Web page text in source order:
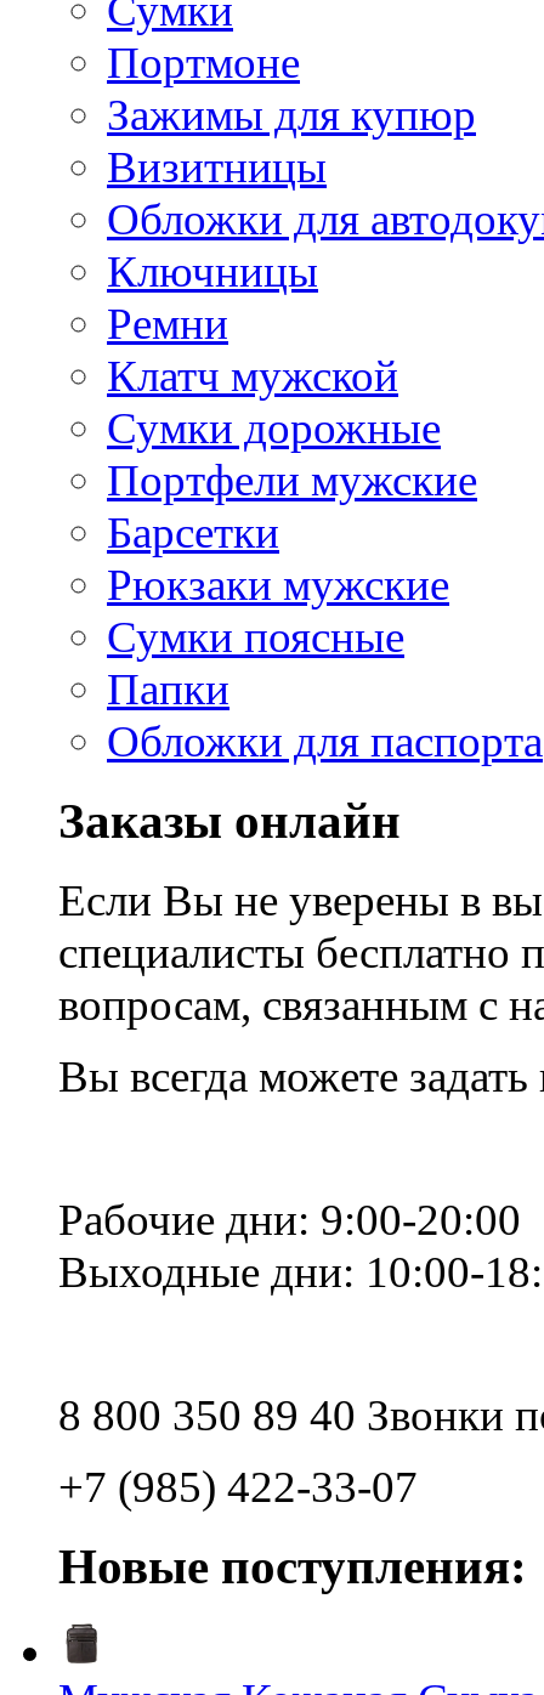
Сумки
Портмоне
Зажимы для купюр
Визитницы
Обложки для
Ключницы
Ремни
Клатч мужской
Сумки дорожные
Портфели мужские
Барсетки
Рюкзаки мужские
Сумки поясные
Папки
Обложки для паспорта
Заказы онлайн
Если Вы не уверены в
специалисты
вопросам, связанным с
Вы всегда можете
Рабочие дни: 9:00-20:00
Выходные дни: 10:00-
8 800 350 89 40 Звонки
+7 (985) 422-33-07
Новые поступления: